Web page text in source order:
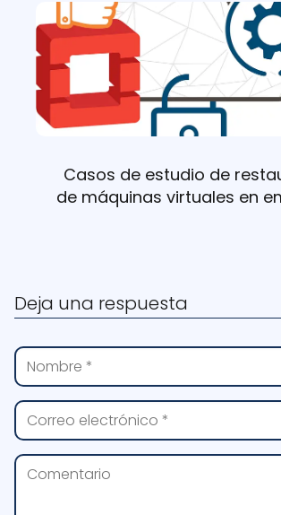
Casos de estudio de
de máquinas virtuales en
Deja una respuesta